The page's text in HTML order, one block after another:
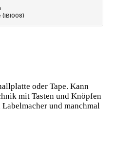
oder Tape. Kann
mit Tasten und Knöpfen
und manchmal